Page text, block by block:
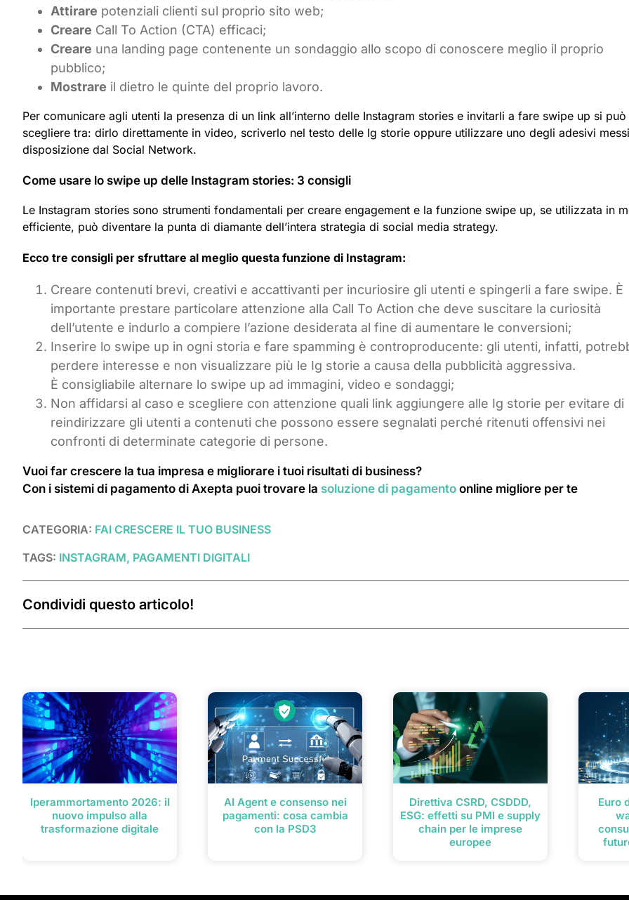
Attirare potenziali clienti sul proprio sito web;
Creare Call To Action (CTA) efficaci;
Creare una landing page contenente un sondaggio allo scopo di conoscere meglio il proprio
pubblico;
Mostrare il dietro le quinte del proprio lavoro.
Per comunicare agli utenti la presenza di un link all’interno delle Instagram stories e invitarli a fare swipe up si può
scegliere tra: dirlo direttamente in video, scriverlo nel testo delle Ig storie oppure utilizzare uno degli adesivi
disposizione dal Social Network.
Come usare lo swipe up delle Instagram stories: 3 consigli
Le Instagram stories sono strumenti fondamentali per creare engagement e la funzione swipe up, se utilizzata in
efficiente, può diventare la punta di diamante dell’intera strategia di social media strategy.
Ecco tre consigli per sfruttare al meglio questa funzione di Instagram:
Creare contenuti brevi, creativi e accattivanti per incuriosire gli utenti e spingerli a fare swipe. È
importante prestare particolare attenzione alla Call To Action che deve suscitare la curiosità
dell’utente e indurlo a compiere l’azione desiderata al fine di aumentare le conversioni;
Inserire lo swipe up in ogni storia e fare spamming è controproducente: gli utenti, infatti,
perdere interesse e non visualizzare più le Ig storie a causa della pubblicità aggressiva.
È consigliabile alternare lo swipe up ad immagini, video e sondaggi;
Non affidarsi al caso e scegliere con attenzione quali link aggiungere alle Ig storie per evitare di
reindirizzare gli utenti a contenuti che possono essere segnalati perché ritenuti offensivi nei
confronti di determinate categorie di persone.
Vuoi far crescere la tua impresa e migliorare i tuoi risultati di business?
Con i sistemi di pagamento di Axepta puoi trovare la soluzione di pagamento online migliore per te
CATEGORIA: FAI CRESCERE IL TUO BUSINESS
TAGS: INSTAGRAM, PAGAMENTI DIGITALI
Condividi questo articolo!
Iperammortamento 2026: il
nuovo impulso alla
trasformazione digitale
AI Agent e consenso nei
pagamenti: cosa cambia
con la PSD3
Direttiva CSRD, CSDDD,
ESG: effetti su PMI e supply
chain per le imprese
europee
Euro